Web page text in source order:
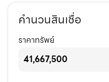
คำนวนสินเชื่อ
ราคาทรัพย์